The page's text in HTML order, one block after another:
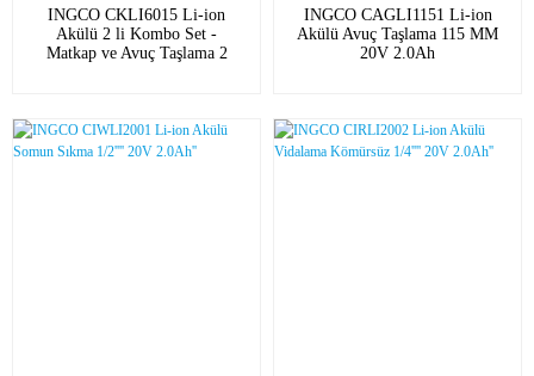
INGCO CKLI6015 Li-ion
Akülü 2 li Kombo Set -
Matkap ve Avuç Taşlama 2
INGCO CAGLI1151 Li-ion
Akülü Avuç Taşlama 115 MM
20V 2.0Ah